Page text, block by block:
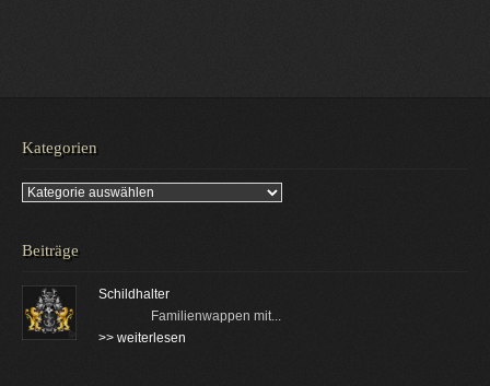
Kategorien
Kategorien
Beiträge
Schildhalter
Familienwappen mit...
>> weiterlesen